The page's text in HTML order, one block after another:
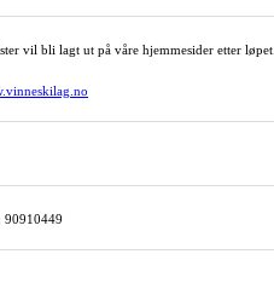
vil bli lagt ut på våre hjemmesider etter løpet.